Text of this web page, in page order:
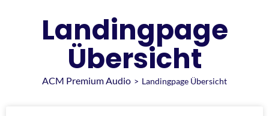
Landingpage
Übersicht
ACM Premium Audio > Landingpage Übersicht